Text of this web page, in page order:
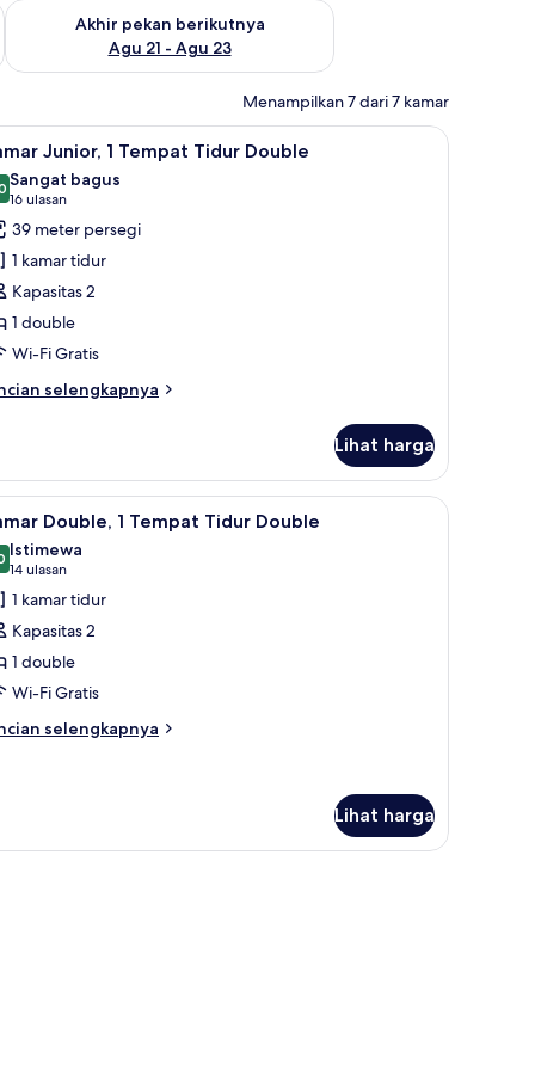
Agu 14 - Agu 16
Akhir pekan berikutnya
Agu 21 - Agu 23
Periksa ketersediaan untuk akhir pekan berikutnya Agu 21 -
Menampilkan 7 dari 7 kamar
meja kerja, Wi-Fi gratis, dan seprai linenKamar Junior, 1 Tempat Tidur Double |
3 Junior, 1 Tempat Tidur Double
dari 10
Sangat bagus
16 ulasan
(16
ulasan)
39 meter persegi
1 kamar tidur
Kapasitas 2
1 double
Wi-Fi Gratis
selengkapnya
Lihat harga
antialergi, meja kerja, Wi-Fi gratis, dan seprai linen
Kamar Double, 1 Tempat Tidur Double |
3 Double, 1 Tempat Tidur Double
dari 10
Istimewa
14 ulasan
(14
ulasan)
1 kamar tidur
Kapasitas 2
1 double
Wi-Fi Gratis
selengkapnya
Lihat harga